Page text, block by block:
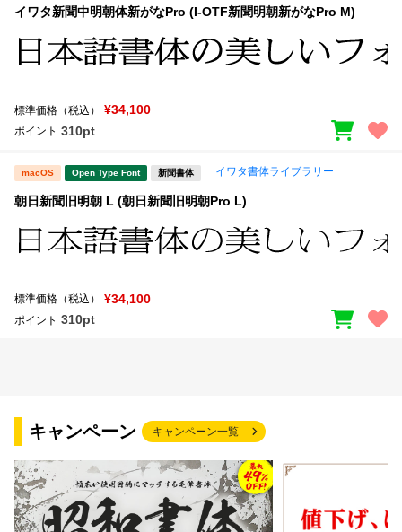
イワタ新聞中明朝体新がなPro (I-OTF新聞明朝新がなPro M)
標準価格（税込） ¥34,100
ポイント 310pt
macOS Open Type Font 新聞書体 イワタ書体ライブラリー
朝日新聞旧明朝 L (朝日新聞旧明朝Pro L)
標準価格（税込） ¥34,100
ポイント 310pt
キャンペーン キャンペーン一覧